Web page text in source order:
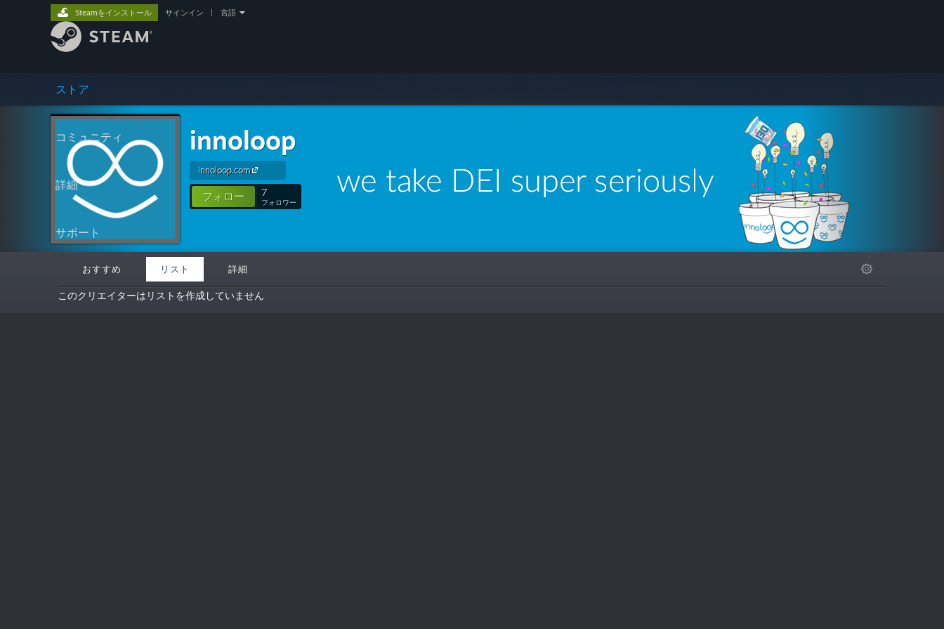
ストア
コミュニティ
詳細
サポート
Steamをインストール サインイン 言語
innoloop
innoloop.com
フォロー 7
フォロワー
おすすめ リスト 詳細
このクリエイターはリストを作成していません